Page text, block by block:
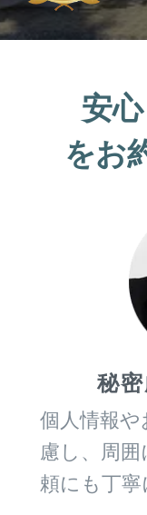
安
をお
秘
個人情報
慮し、周
頼にも丁寧